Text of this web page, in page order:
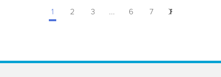
1 2 3 ... 6 7 Folgende